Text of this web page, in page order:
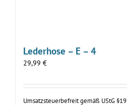
Lederhose – E – 4
29,99 €
Umsatzsteuerbefreit gemäß UStG §19